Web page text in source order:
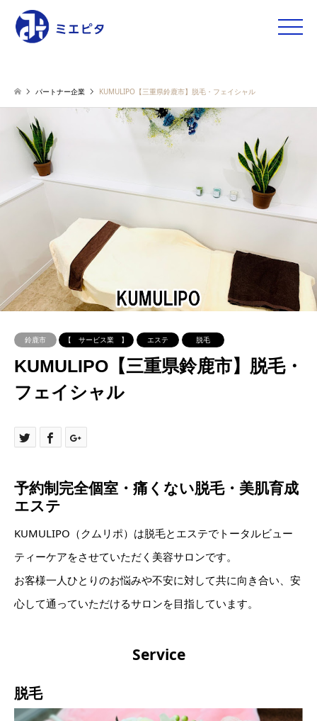
toggle
パートナー企業 KUMULIPO【三重県鈴鹿市】脱毛・フェイシャル
鈴鹿市 【 サービス業 】 エステ 脱毛
KUMULIPO【三重県鈴鹿市】脱毛・
フェイシャル
予約制完全個室・痛くない脱毛・美肌育成
エステ
KUMULIPO（クムリポ）は脱毛とエステでトータルビュー
ティーケアをさせていただく美容サロンです。
お客様一人ひとりのお悩みや不安に対して共に向き合い、安
心して通っていただけるサロンを目指しています。
Service
脱毛